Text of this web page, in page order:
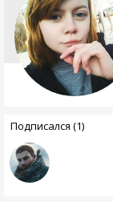
Подписался (1)